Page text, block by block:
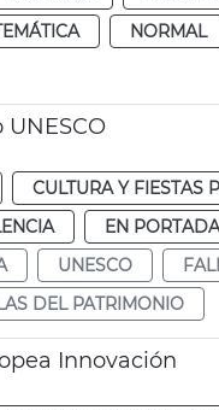
NORMAL
CULTURA Y FIESTAS
EN PORTADA
UNESCO
DEL PATRIMONIO
Innovación